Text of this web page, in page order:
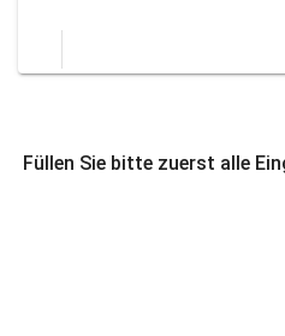
Füllen Sie bitte zuerst alle